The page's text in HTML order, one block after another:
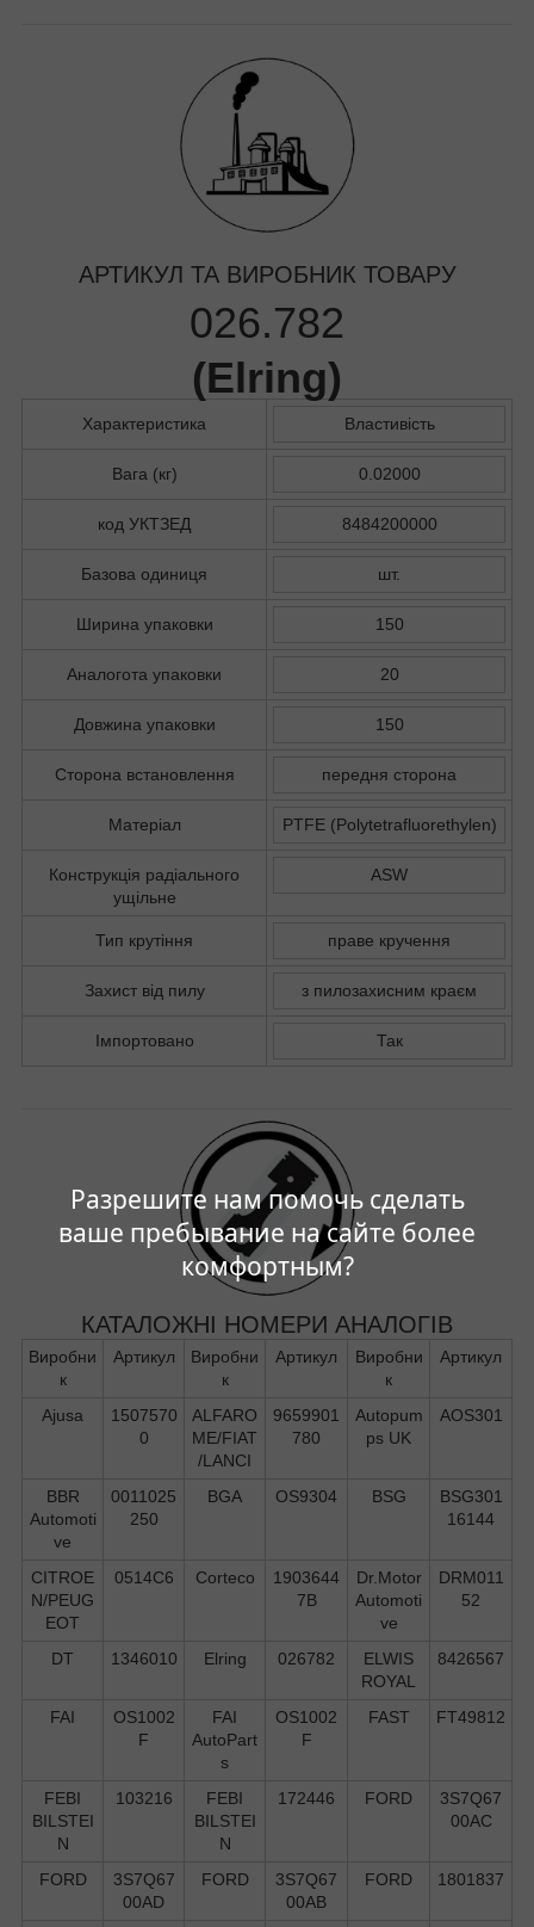
Разрешите нам помочь сделать
ваше пребывание на сайте более
комфортным?
АРТИКУЛ ТА ВИРОБНИК ТОВАРУ
026.782
(Elring)
Характеристика Властивість
Вага (кг) 0.02000
код УКТЗЕД 8484200000
Базова одиниця шт.
Ширина упаковки 150
Аналогота упаковки 20
Довжина упаковки 150
Сторона встановлення передня сторона
Матеріал PTFE (Polytetrafluorethylen)
Конструкція радіального
ущільне
ASW
Тип крутіння праве кручення
Захист від пилу з пилозахисним краєм
Імпортовано Так
КАТАЛОЖНІ НОМЕРИ АНАЛОГІВ
Виробни
к
Артикул
Виробни
к
Артикул
Виробни
к
Артикул
Ajusa
1507570
0
ALFARO
ME/FIAT
/LANCI
9659901
780
Autopum
ps UK
AOS301
BBR
Automoti
ve
0011025
250
BGA OS9304 BSG
BSG301
16144
CITROE
N/PEUG
EOT
0514C6 Corteco
1903644
7B
Dr.Motor
Automoti
ve
DRM011
52
DT 1346010 Elring 026782
ELWIS
ROYAL
8426567
FAI
OS1002
F
FAI
AutoPart
s
OS1002
F
FAST FT49812
FEBI
BILSTEI
N
103216
FEBI
BILSTEI
N
172446 FORD
3S7Q67
00AC
FORD
3S7Q67
00AD
FORD
3S7Q67
00AB
FORD 1801837